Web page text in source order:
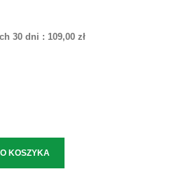
30 dni : 109,00 zł
KOSZYKA